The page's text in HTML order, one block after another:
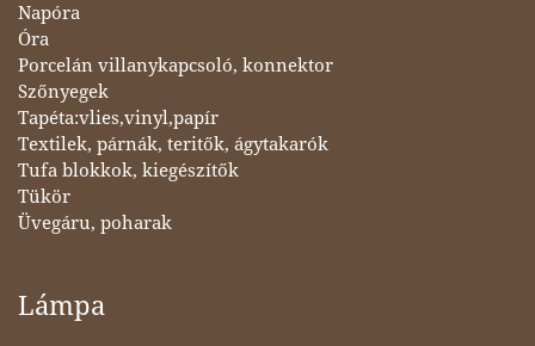
Napóra
Óra
Porcelán villanykapcsoló, konnektor
Szőnyegek
Tapéta:vlies,vinyl,papír
Textilek, párnák, teritők, ágytakarók
Tufa blokkok, kiegészítők
Tükör
Üvegáru, poharak
Lámpa